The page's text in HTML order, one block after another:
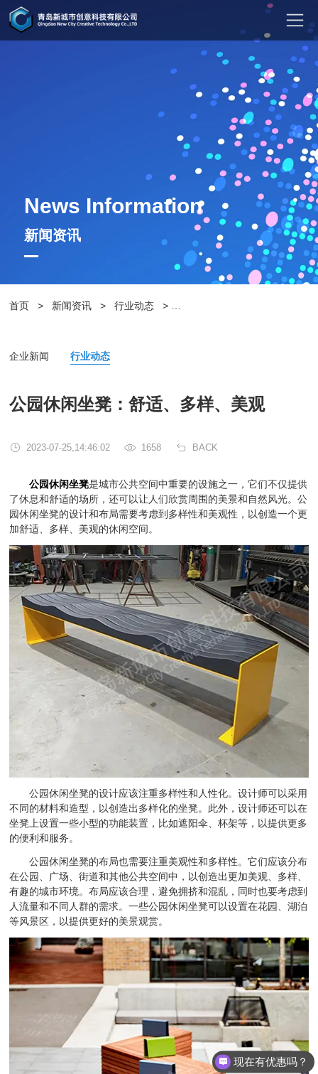
News Information
新闻资讯
首页 > 新闻资讯 > 行业动态 >
企业新闻 行业动态
公园休闲坐凳：舒适、多样、美观
2023-07-25,14:46:02 1658 BACK
公园休闲坐凳是城市公共空间中重要的设施之一，它们不仅提供
了休息和舒适的场所，还可以让人们欣赏周围的美景和自然风光。公
园休闲坐凳的设计和布局需要考虑到多样性和美观性，以创造一个更
加舒适、多样、美观的休闲空间。
公园休闲坐凳的设计应该注重多样性和人性化。设计师可以采用
不同的材料和造型，以创造出多样化的坐凳。此外，设计师还可以在
坐凳上设置一些小型的功能装置，比如遮阳伞、杯架等，以提供更多
的便利和服务。
公园休闲坐凳的布局也需要注重美观性和多样性。它们应该分布
在公园、广场、街道和其他公共空间中，以创造出更加美观、多样、
有趣的城市环境。布局应该合理，避免拥挤和混乱，同时也要考虑到
人流量和不同人群的需求。一些公园休闲坐凳可以设置在花园、湖泊
等风景区，以提供更好的美景观赏。
您好，您需要什么产品？
现在有优惠吗？